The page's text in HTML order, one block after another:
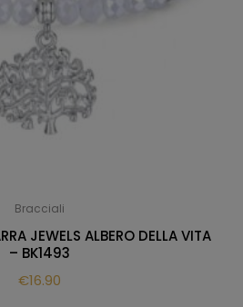
Bracciali
JEWELS ALBERO DELLA VITA
– BK1493
€16.90